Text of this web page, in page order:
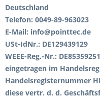
Deutschland
Telefon: 0049-89-963023
E-Mail: info@pointtec.de
USt-IdNr.: DE129439129
WEEE-Reg.-Nr.: DE85359251
eingetragen im
Handelsregisternummer
diese vertr. d. d.